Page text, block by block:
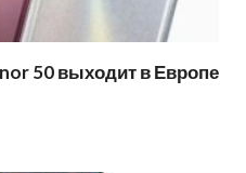
50 выходит в Европе